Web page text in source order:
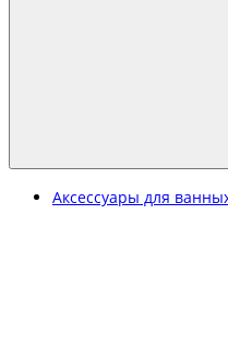
Аксессуары для